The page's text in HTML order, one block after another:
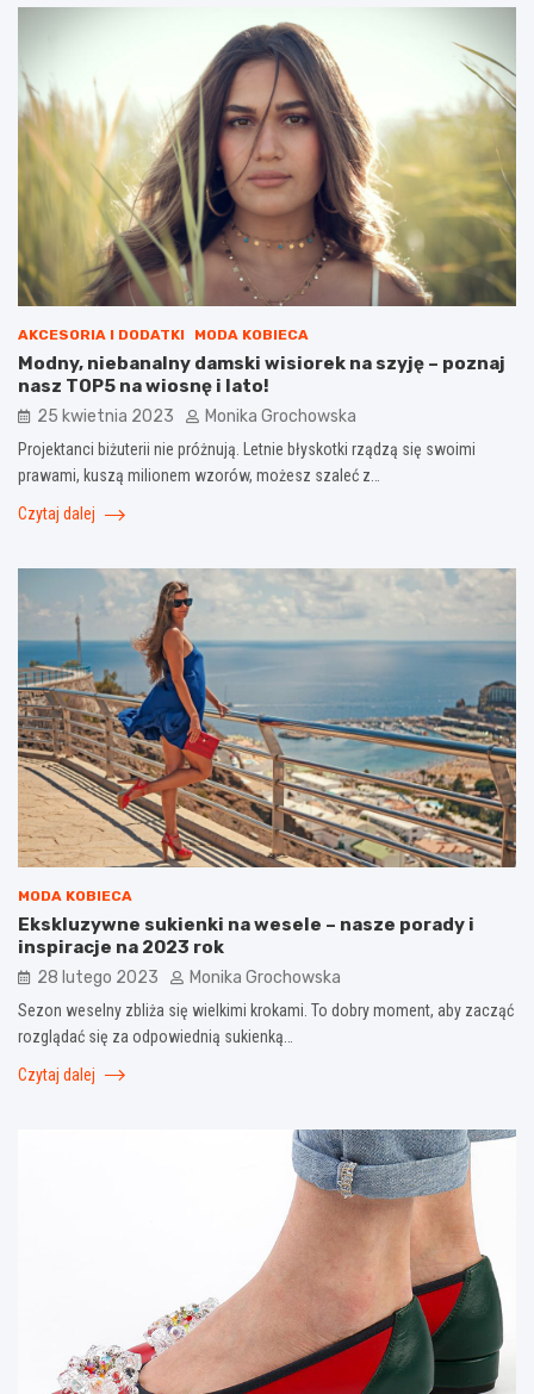
AKCESORIA I DODATKI MODA KOBIECA
Modny, niebanalny damski wisiorek na szyję – poznaj
nasz TOP5 na wiosnę i lato!
25 kwietnia 2023 Monika Grochowska
Projektanci biżuterii nie próżnują. Letnie błyskotki rządzą się swoimi
prawami, kuszą milionem wzorów, możesz szaleć z…
Czytaj dalej
MODA KOBIECA
Ekskluzywne sukienki na wesele – nasze porady i
inspiracje na 2023 rok
28 lutego 2023 Monika Grochowska
Sezon weselny zbliża się wielkimi krokami. To dobry moment, aby zacząć
rozglądać się za odpowiednią sukienką…
Czytaj dalej